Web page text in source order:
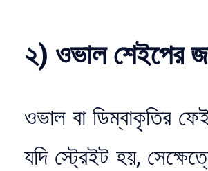
২) ওভাল শেইপের
ওভাল বা ডিম্বাকৃতির
যদি স্ট্রেইট হয়,